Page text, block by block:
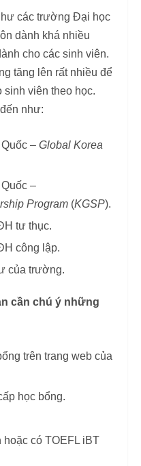
các trường Đại học
dành khá nhiều
cho các sinh viên.
tăng lên rất nhiều để
sinh viên theo học.
như:
– Global Korea
–
Program (KGSP).
tư thục.
công lập.
của trường.
cần chú ý những
trên trang web của
học bổng.
có TOEFL iBT